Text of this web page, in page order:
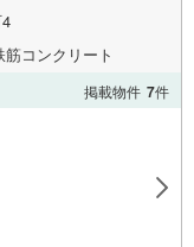
コンクリート
掲載物件 7件